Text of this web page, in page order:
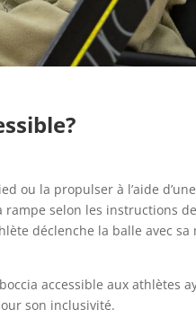
ou la propulser à l’aide
selon les instructions de
déclenche la balle avec
accessible aux athlètes
son inclusivité.